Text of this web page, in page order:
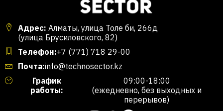
Адрес: Алматы, улица Толе би, 266д
(улица Брусиловского, 82)
Телефон:+7 (771) 718 29-00
Почта:info@technosector.kz
График
работы:
09:00-18:00
(ежедневно, без выходных и
перерывов)